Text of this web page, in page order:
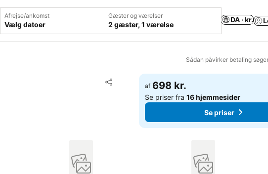
Afrejse/ankomst
Vælg datoer
Gæster og værelser
2 gæster, 1 værelse
DA · kr.
Sådan påvirker betaling
Del
Føj til favoritter
af 698 kr.
Se priser fra16 hjemmesider
Se priser